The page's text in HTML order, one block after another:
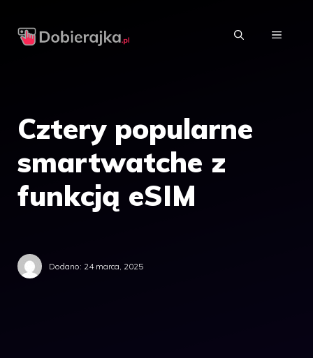
MENU
Cztery popularne
smartwatche z
funkcją eSIM
Dodano: 24 marca, 2025